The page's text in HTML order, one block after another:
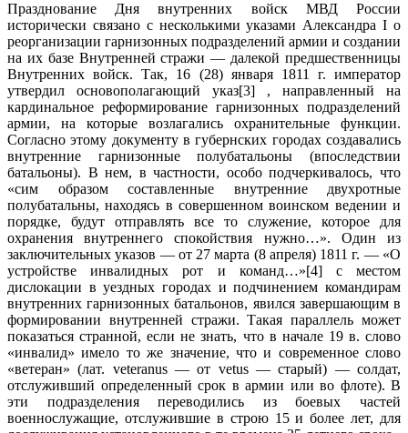
Празднование Дня внутренних войск МВД России
исторически связано с несколькими указами Александра I о
реорганизации гарнизонных подразделений армии и создании
на их базе Внутренней стражи — далекой предшественницы
Внутренних войск. Так, 16 (28) января 1811 г. император
утвердил основополагающий указ[3] , направленный на
кардинальное реформирование гарнизонных подразделений
армии, на которые возлагались охранительные функции.
Согласно этому документу в губернских городах создавались
внутренние гарнизонные полубатальоны (впоследствии
батальоны). В нем, в частности, особо подчеркивалось, что
«сим образом составленные внутренние двухротные
полубатальны, находясь в совершенном воинском ведении и
порядке, будут отправлять все то служение, которое для
охранения внутреннего спокойствия нужно…». Один из
заключительных указов — от 27 марта (8 апреля) 1811 г. — «О
устройстве инвалидных рот и команд…»[4] с местом
дислокации в уездных городах и подчинением командирам
внутренних гарнизонных батальонов, явился завершающим в
формировании внутренней стражи. Такая параллель может
показаться странной, если не знать, что в начале 19 в. слово
«инвалид» имело то же значение, что и современное слово
«ветеран» (лат. veteranus — от vetus — старый) — солдат,
отслуживший определенный срок в армии или во флоте). В
эти подразделения переводились из боевых частей
военнослужащие, отслужившие в строю 15 и более лет, для